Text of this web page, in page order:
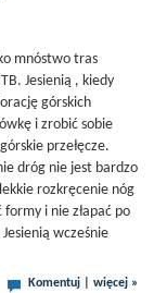
mnóstwo tras
Jesienią , kiedy
górskich
i zrobić sobie
przełęcze.
dróg nie jest bardzo
rozkręcenie nóg
i nie złapać po
wcześnie
Komentuj więcej »